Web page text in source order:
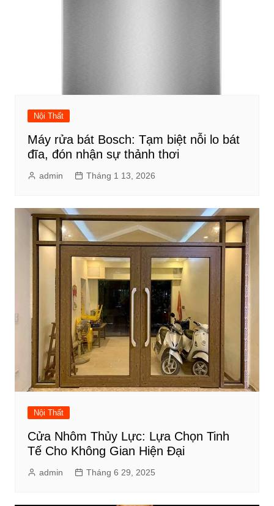
Nội Thất
Máy rửa bát Bosch: Tạm biệt nỗi lo bát
đĩa, đón nhận sự thảnh thơi
admin Tháng 1 13, 2026
Nội Thất
Cửa Nhôm Thủy Lực: Lựa Chọn Tinh
Tế Cho Không Gian Hiện Đại
admin Tháng 6 29, 2025